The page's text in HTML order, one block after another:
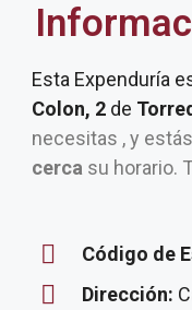
Esta Expenduría
Colon, 2 de
necesitas , y
cerca su horario.
Código de
Dirección: